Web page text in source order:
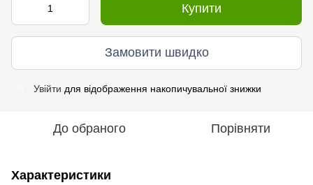
Купити
Замовити швидко
Увійти для відображення накопичувальної знижки
До обраного Порівняти
Характеристики